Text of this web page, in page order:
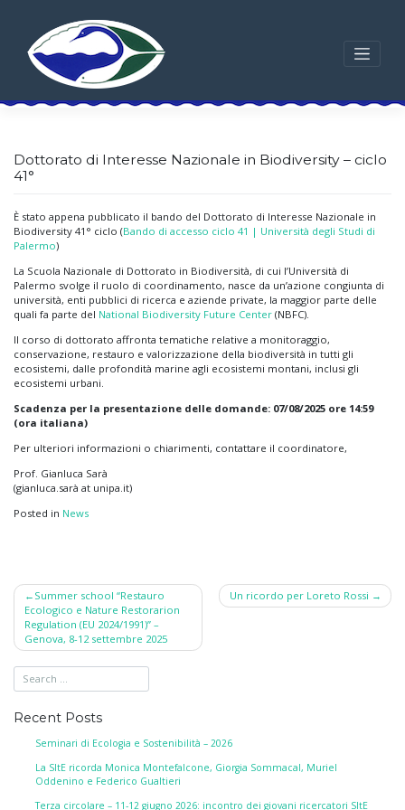
Dottorato di Interesse Nazionale in Biodiversity – ciclo
41°
È stato appena pubblicato il bando del Dottorato di Interesse Nazionale in
Biodiversity 41° ciclo (Bando di accesso ciclo 41 | Università degli Studi di
Palermo)
La Scuola Nazionale di Dottorato in Biodiversità, di cui l’Università di
Palermo svolge il ruolo di coordinamento, nasce da un’azione congiunta di
università, enti pubblici di ricerca e aziende private, la maggior parte delle
quali fa parte del National Biodiversity Future Center (NBFC).
Il corso di dottorato affronta tematiche relative a monitoraggio,
conservazione, restauro e valorizzazione della biodiversità in tutti gli
ecosistemi, dalle profondità marine agli ecosistemi montani, inclusi gli
ecosistemi urbani.
Scadenza per la presentazione delle domande: 07/08/2025 ore 14:59
(ora italiana)
Per ulteriori informazioni o chiarimenti, contattare il coordinatore,
Prof. Gianluca Sarà
(gianluca.sarà at unipa.it)
Posted in News
Post
navigation
Summer school “Restauro
Ecologico e Nature Restorarion
Regulation (EU 2024/1991)” –
Genova, 8-12 settembre 2025
Un ricordo per Loreto Rossi
Recent Posts
Seminari di Ecologia e Sostenibilità – 2026
La SItE ricorda Monica Montefalcone, Giorgia Sommacal, Muriel
Oddenino e Federico Gualtieri
Terza circolare – 11-12 giugno 2026: incontro dei giovani ricercatori SItE